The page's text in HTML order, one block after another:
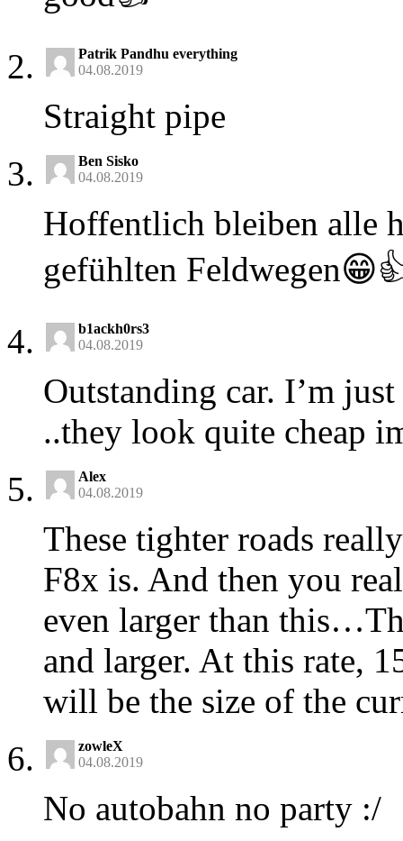
Patrik Pandhu everything
04.08.2019
Straight pipe
Ben Sisko
04.08.2019
Hoffentlich bleiben alle
gefühlten
b1ackh0rs3
04.08.2019
Outstanding car. I’m
..they look quite cheap
Alex
04.08.2019
These tighter roads
F8x is. And then you
even larger than
and larger. At this rate,
will be the size of the
zowleX
04.08.2019
No autobahn no party :/